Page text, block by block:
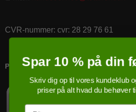
CVR-nummer: cvr: 28 29 76 61
PRICERUNNER KØBSGARANTI
Spar 10 % på din
Skriv dig op til vores kundeklub
priser på alt hvad du behøver
Navn